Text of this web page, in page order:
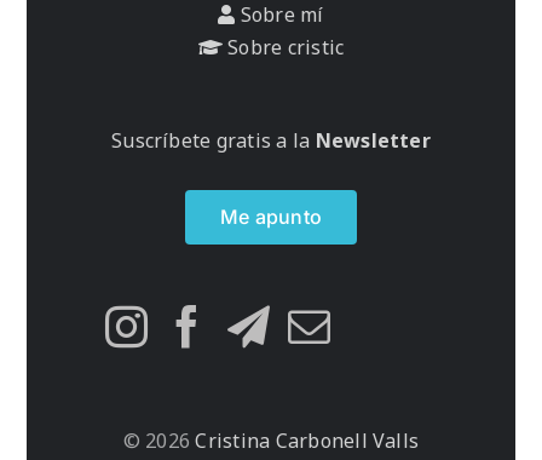
Sobre mí
Sobre cristic
Suscríbete gratis a la Newsletter
Me apunto
© 2026 Cristina Carbonell Valls